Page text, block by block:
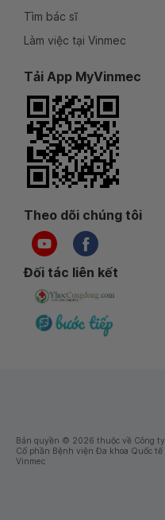
Tìm bác sĩ
Làm việc tại Vinmec
Tải App MyVinmec
Theo dõi chúng tôi
Đối tác liên kết
Bản quyền © 2026 thuộc về Công ty
Cổ phần Bệnh viện Đa khoa Quốc tế
Vinmec